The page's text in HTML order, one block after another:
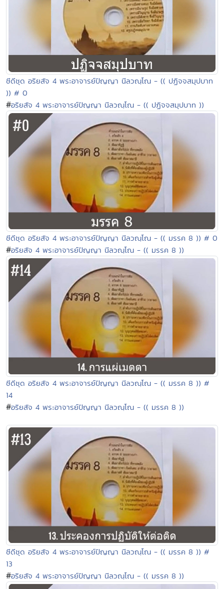
ซีดีชุด อริยสัจ 4 พระอาจารย์ปัญญา นีลวณฺโณ - (( ปฏิจจสมุปบาท
)) # 0
#อริยสัจ 4 พระอาจารย์ปัญญา นีลวณฺโณ - (( ปฏิจจสมุปบาท ))
ซีดีชุด อริยสัจ 4 พระอาจารย์ปัญญา นีลวณฺโณ - (( มรรค 8 )) # 0
#อริยสัจ 4 พระอาจารย์ปัญญา นีลวณฺโณ - (( มรรค 8 ))
ซีดีชุด อริยสัจ 4 พระอาจารย์ปัญญา นีลวณฺโณ - (( มรรค 8 )) #
14
#อริยสัจ 4 พระอาจารย์ปัญญา นีลวณฺโณ - (( มรรค 8 ))
ซีดีชุด อริยสัจ 4 พระอาจารย์ปัญญา นีลวณฺโณ - (( มรรค 8 )) #
13
#อริยสัจ 4 พระอาจารย์ปัญญา นีลวณฺโณ - (( มรรค 8 ))